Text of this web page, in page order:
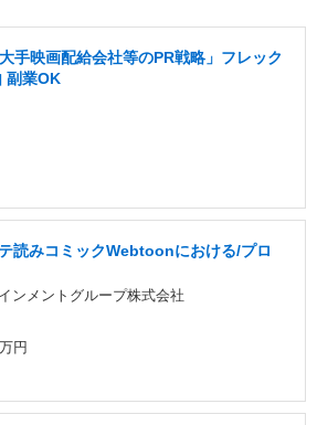
手映画配給会社等のPR戦略」フレック
副業OK
読みコミックWebtoonにおける/プロ
ンメントグループ株式会社
円